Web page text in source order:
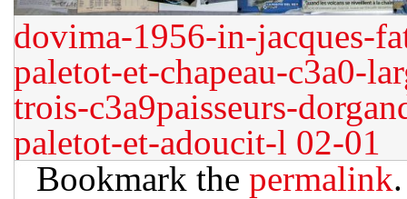
dovima-1956-in-jacques-
paletot-et-chapeau-c3a0-
trois-c3a9paisseurs-
paletot-et-adoucit-l 02-01
Bookmark the permalink.